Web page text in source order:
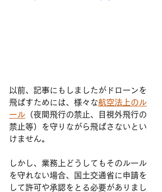
以前、記事にもしましたがドローンを
飛ばすためには、様々な航空法上のル
ール （夜間飛行の禁止、目視外飛行の
禁止等）を守りながら飛ばさないとい
けません。
しかし、業務上どうしてもそのルール
を守れない場合、国土交通省に申請を
して許可や承認をとる必要がありまし